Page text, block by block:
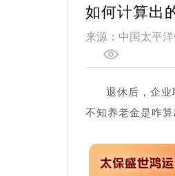
如何计算出
来源：中国太平
退休后，企
不知养老金是咋算